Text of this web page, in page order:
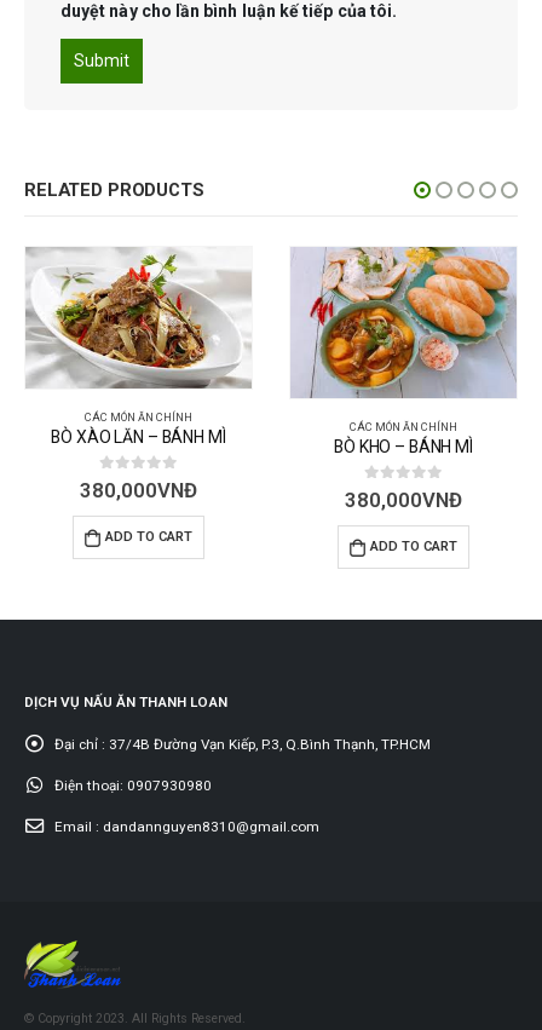
duyệt này cho lần bình luận kế tiếp của tôi.
RELATED PRODUCTS
CÁC MÓN ĂN CHÍNH
BÒ KHO – BÁNH MÌ
0out of 5
380,000VNĐ
ADD TO CART
CÁC MÓN ĂN CHÍNH
CÀ RI TÔM MỰC – BÁNH MÌ
0out of 5
400,000VNĐ
ADD TO CART
DỊCH VỤ NẤU ĂN THANH LOAN
Đại chỉ : 37/4B Đường Vạn Kiếp, P.3, Q.Bình Thạnh, TP.HCM
Điện thoại: 0907930980
Email : dandannguyen8310@gmail.com
© Copyright 2023. All Rights Reserved.